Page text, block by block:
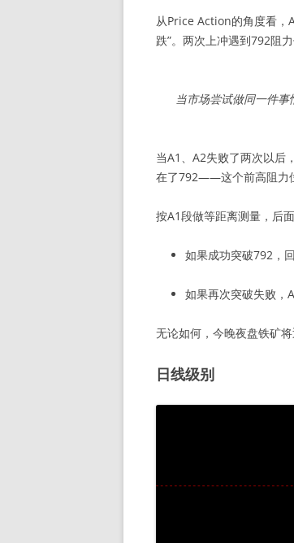
从Price Action的角度看，
跌”。两次上冲遇到792阻
当市场尝试做同一件
当A1、A2失败了两次以后
在了792——这个前高阻力
按A1段做等距离测量，后
如果成功突破792，
如果再次突破失败，
无论如何，今晚夜盘铁矿
日线级别